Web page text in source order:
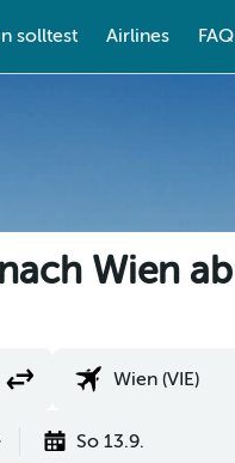
solltest Airlines FAQ
Wien ab
So 13.9.